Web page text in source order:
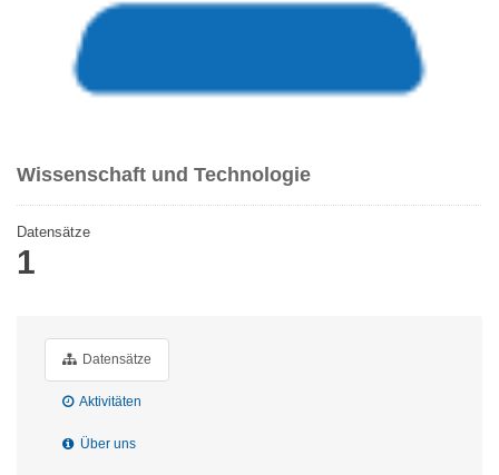
Wissenschaft und Technologie
Datensätze
1
Datensätze
Aktivitäten
Über uns